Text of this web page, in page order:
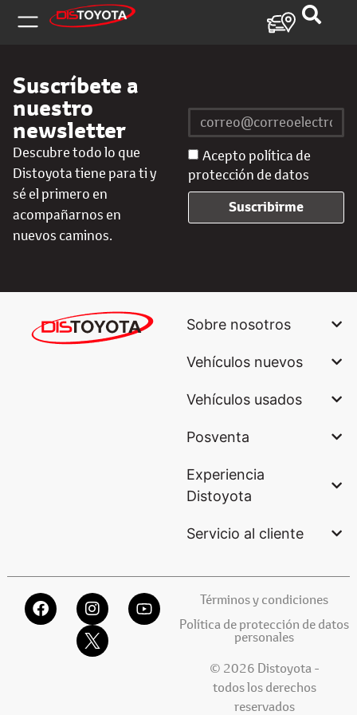
Suscríbete a
nuestro
newsletter
Descubre todo lo que
Distoyota tiene para ti y
sé el primero en
acompañarnos en
nuevos caminos.
Acepto política de
protección de datos
Suscribirme
Sobre nosotros
Vehículos nuevos
Vehículos usados
Posventa
Experiencia
Distoyota
Servicio al cliente
Términos y condiciones
Política de protección de datos
personales
© 2026 Distoyota -
todos los derechos
reservados